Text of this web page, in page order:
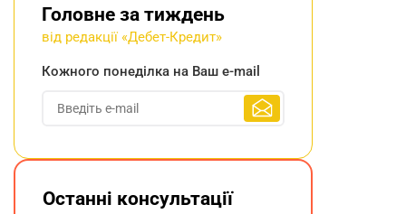
Головне за тиждень
від редакції «Дебет-Кредит»
Кожного понеділка на Ваш e-mail
Останні консультації